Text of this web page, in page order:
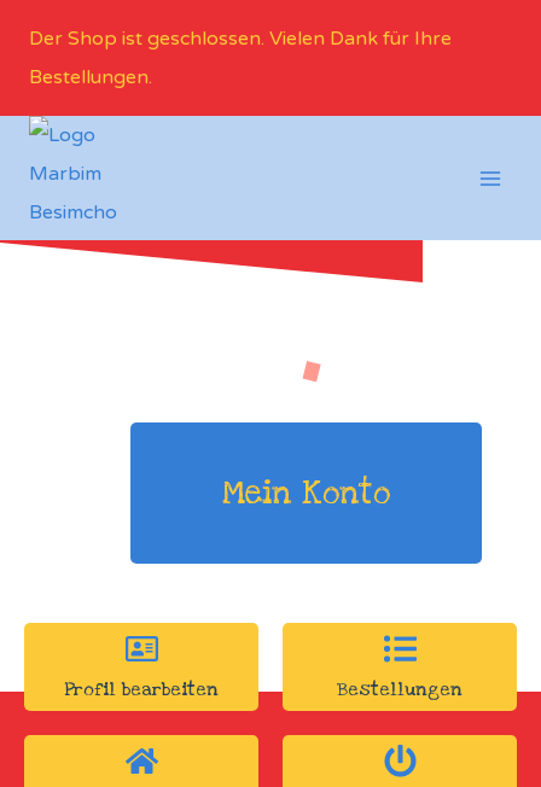
Der Shop ist geschlossen. Vielen Dank für Ihre
Bestellungen.
Mein Konto
Profil bearbeiten Bestellungen